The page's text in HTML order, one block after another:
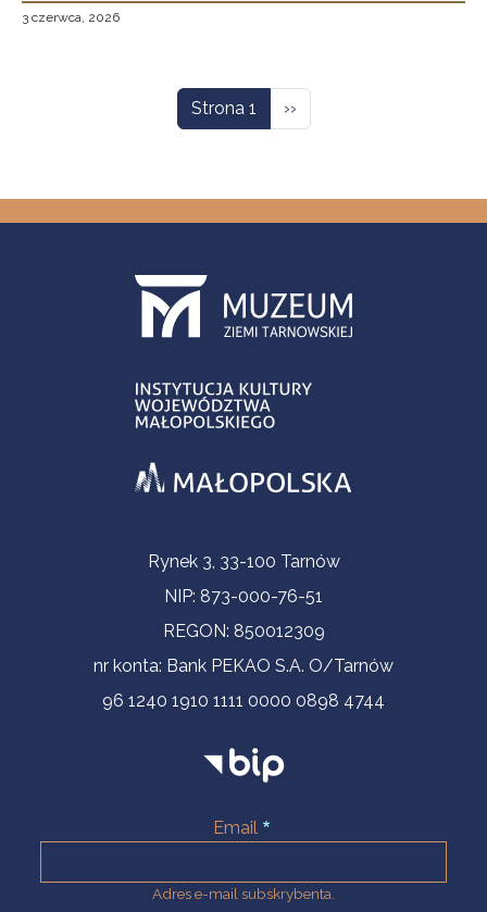
3 czerwca, 2026
Strona 1 Następna strona
››
Informacje kontaktoweRynek 3, 33-100 Tarnów
NIP: 873-000-76-51
REGON: 850012309
nr konta: Bank PEKAO S.A. O/Tarnów
96 1240 1910 1111 0000 0898 4744
Email
Adres e-mail subskrybenta.